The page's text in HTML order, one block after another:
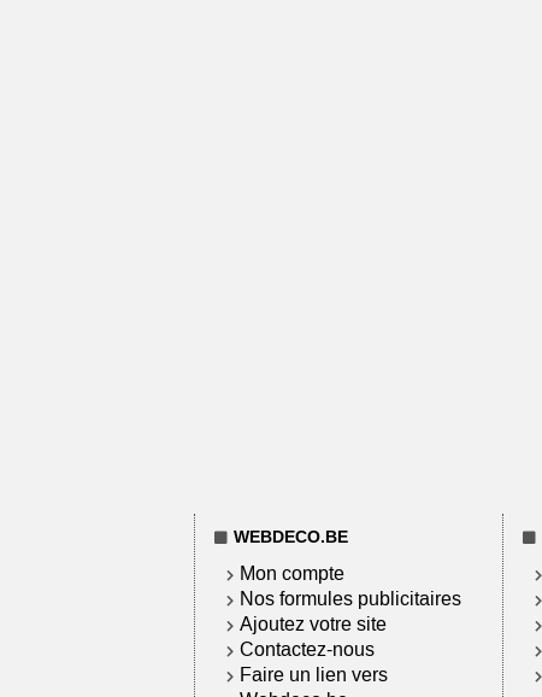
WEBDECO.BE
Mon compte
Nos formules publicitaires
Ajoutez votre site
Contactez-nous
Faire un lien vers